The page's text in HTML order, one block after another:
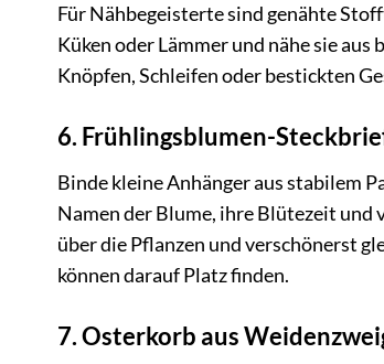
Für Nähbegeisterte sind genähte
Küken oder Lämmer und nähe sie
Knöpfen, Schleifen oder bestickten
6. Frühlingsblumen-
Binde kleine Anhänger aus stabilem
Namen der Blume, ihre Blütezeit und
über die Pflanzen und verschönerst
können darauf Platz finden.
7. Osterkorb aus